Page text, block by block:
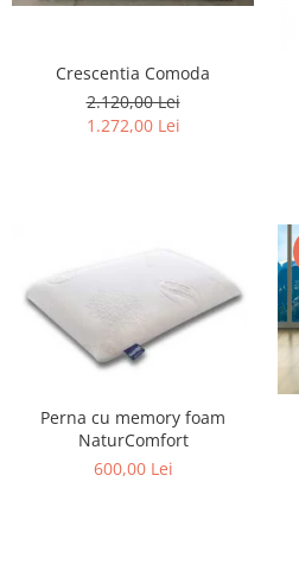
Sezlong living
Crescentia Comoda
2.120,00 Lei
1.272,00 Lei
Perna cu memory foam
NaturComfort
600,00 Lei